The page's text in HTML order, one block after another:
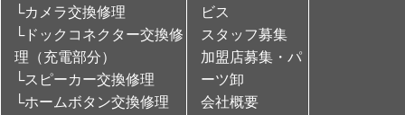
└カメラ交換修理
└ドックコネクター交換修
理（充電部分）
└スピーカー交換修理
└ホームボタン交換修理
ビス
スタッフ募集
加盟店募集・パ
ーツ卸
会社概要